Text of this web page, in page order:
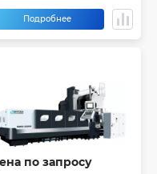
Подробнее
по запросу